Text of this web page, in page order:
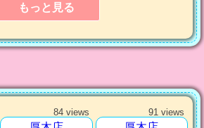
もっと見る
84 views 91 views